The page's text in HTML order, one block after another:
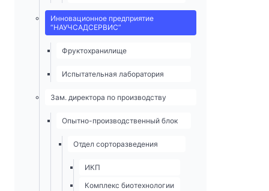
Инновационное предприятие
“НАУЧСАДСЕРВИС”
Фруктохранилище
Испытательная лаборатория
Зам. директора по производству
Опытно-­производственный блок
Отдел сорторазведения
ИКП
Комплекс биотехнологии